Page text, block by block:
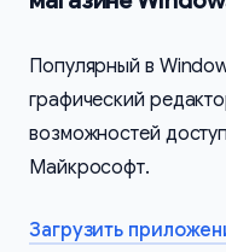
Популярный в
графический
возможностей
Майкрософт.
Загрузить